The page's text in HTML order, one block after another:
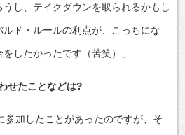
うし、テイクダウンを取られるかもし
ド・ルールの利点が、こっちにな
したかったです（苦笑）」
せたことなどは?
参加したことがあったのですが、そ